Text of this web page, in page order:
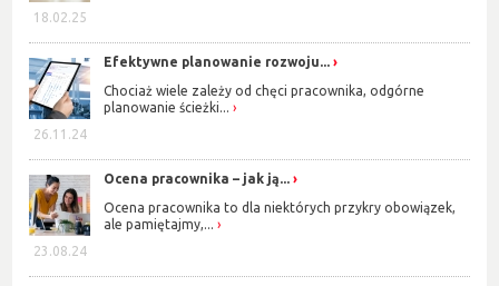
18.02.25
26.11.24
Efektywne planowanie rozwoju...
Chociaż wiele zależy od chęci pracownika, odgórne
planowanie ścieżki...
23.08.24
Ocena pracownika – jak ją...
Ocena pracownika to dla niektórych przykry obowiązek,
ale pamiętajmy,...